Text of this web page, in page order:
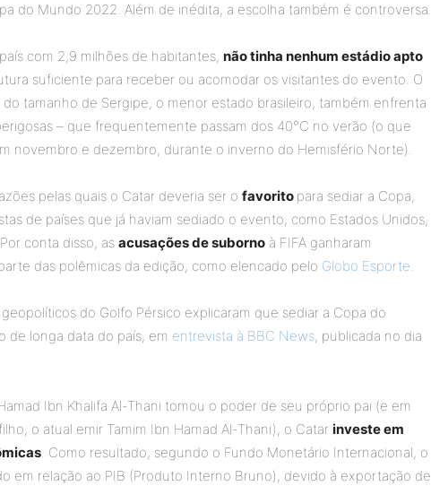
do Mundo 2022. Além de inédita, a escolha também é controversa.
com 2,9 milhões de habitantes, não tinha nenhum estádio apto
suficiente para receber ou acomodar os visitantes do evento. O
tamanho de Sergipe, o menor estado brasileiro, também enfrenta
– que frequentemente passam dos 40°C no verão (o que
novembro e dezembro, durante o inverno do Hemisfério Norte).
pelas quais o Catar deveria ser o favorito para sediar a Copa,
de países que já haviam sediado o evento, como Estados Unidos,
conta disso, as acusações de suborno à FIFA ganharam
das polêmicas da edição, como elencado pelo Globo Esporte.
do Golfo Pérsico explicaram que sediar a Copa do
de longa data do país, em entrevista à BBC News, publicada no dia
Ibn Khalifa Al-Thani tomou o poder de seu próprio pai (e em
o atual emir Tamim Ibn Hamad Al-Thani), o Catar investe em
. Como resultado, segundo o Fundo Monetário Internacional, o
em relação ao PIB (Produto Interno Bruno), devido à exportação de